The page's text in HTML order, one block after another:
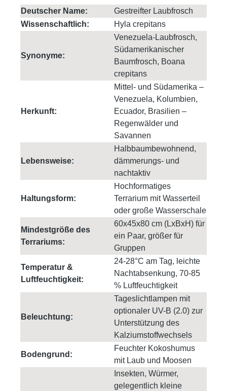
Deutscher Name:
Gestreifter Laubfrosch
Wissenschaftlich:
Hyla crepitans
Synonyme:
Venezuela-Laubfrosch,
Südamerikanischer
Baumfrosch, Boana
crepitans
Herkunft:
Mittel- und Südamerika –
Venezuela, Kolumbien,
Ecuador, Brasilien –
Regenwälder und
Savannen
Lebensweise:
Halbbaumbewohnend,
dämmerungs- und
nachtaktiv
Haltungsform:
Hochformatiges
Terrarium mit Wasserteil
oder große Wasserschale
Mindestgröße des
Terrariums:
60x45x80 cm (LxBxH) für
ein Paar, größer für
Gruppen
Temperatur &
Luftfeuchtigkeit:
24-28°C am Tag, leichte
Nachtabsenkung, 70-85
% Luftfeuchtigkeit
Beleuchtung:
Tageslichtlampen mit
optionaler UV-B (2.0) zur
Unterstützung des
Kalziumstoffwechsels
Bodengrund:
Feuchter Kokoshumus
mit Laub und Moosen
Insekten, Würmer,
gelegentlich kleine